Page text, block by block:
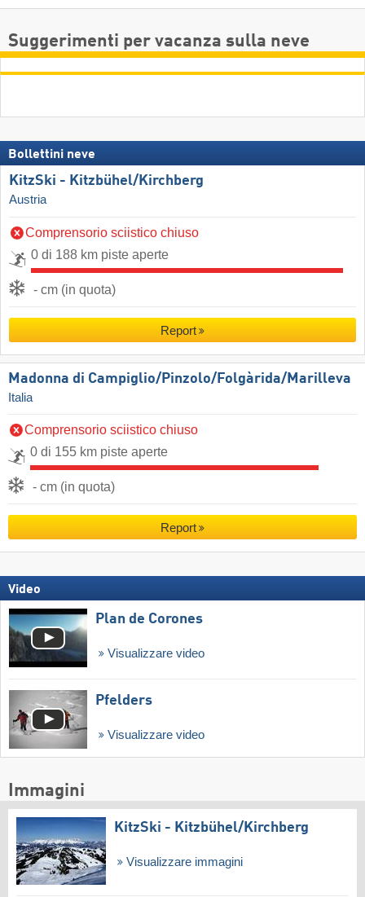
Suggerimenti per vacanza sulla neve
Bollettini neve
KitzSki - Kitzbühel/​Kirchberg
Austria
Comprensorio sciistico chiuso
0 di 188 km piste aperte
- cm (in quota)
Report
Madonna di Campiglio/​Pinzolo/​Folgàrida/​Marilleva
Italia
Comprensorio sciistico chiuso
0 di 155 km piste aperte
- cm (in quota)
Report
Video
Plan de Corones
Visualizzare video
Pfelders
Visualizzare video
Immagini
KitzSki - Kitzbühel/​Kirchberg
Visualizzare immagini